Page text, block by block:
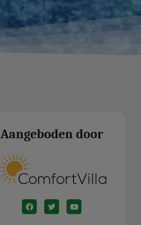
Aangeboden door